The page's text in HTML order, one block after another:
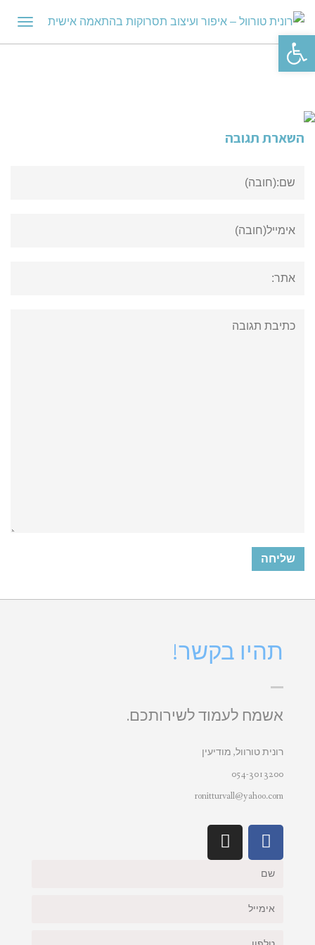
השארת תגובה
תהיו בקשר!
אשמח לעמוד לשירותכם.
רונית טורוול, מודיעין
054-3013200
ronitturvall@yahoo.com
פתח סרגל נגישות